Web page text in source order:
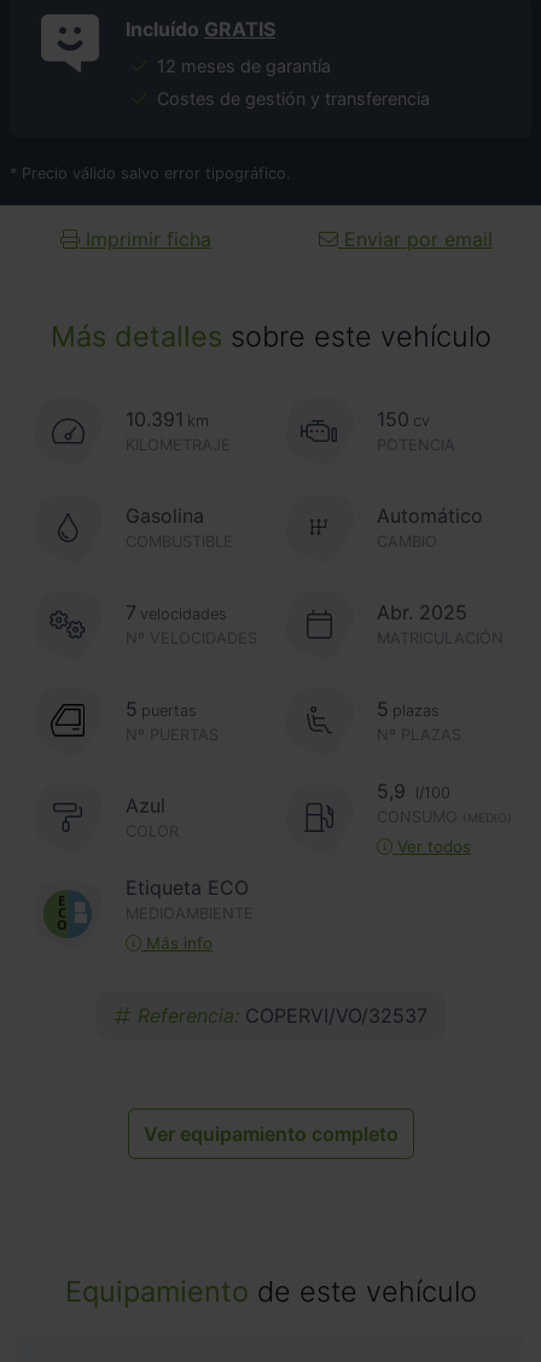
Más detalles sobre este vehículo
10.391 km
KILOMETRAJE
150 cv
POTENCIA
Gasolina
COMBUSTIBLE CAMBIO
Automático
Nº VELOCIDADES
7 velocidades Abr. 2025
MATRICULACIÓN
Nº PUERTAS
5 puertas
Nº PLAZAS
5 plazas
Azul
COLOR
5,9
l/100
CONSUMO
(MEDIO)
Ver todos
Etiqueta ECO
MEDIOAMBIENTE
Más info
Referencia: COPERVI/VO/32537
Ver equipamiento completo
Incluído GRATIS
12 meses de garantía
Costes de gestión y transferencia
* Precio válido salvo error tipográfico.
Imprimir ficha Enviar por email
Equipamiento de este vehículo